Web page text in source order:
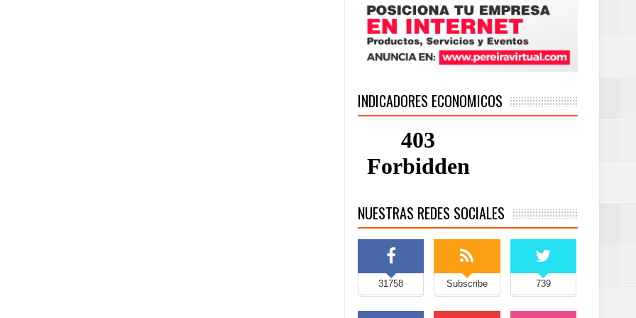
INDICADORES ECONOMICOS
NUESTRAS REDES SOCIALES
31758 Subscribe 739